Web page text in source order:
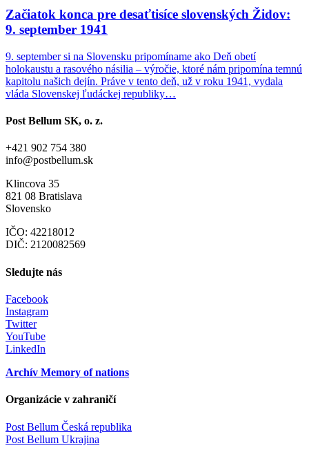
Začiatok konca pre desaťtisíce slovenských Židov:
9. september 1941
9. september si na Slovensku pripomíname ako Deň obetí
holokaustu a rasového násilia – výročie, ktoré nám pripomína temnú
kapitolu našich dejín. Práve v tento deň, už v roku 1941, vydala
vláda Slovenskej ľudáckej republiky…
Post Bellum SK, o. z.
+421 902 754 380
info@postbellum.sk
Klincova 35
821 08 Bratislava
Slovensko
IČO: 42218012
DIČ: 2120082569
Sledujte nás
Facebook
Instagram
Twitter
YouTube
LinkedIn
Archív Memory of nations
Organizácie v zahraničí
Post Bellum Česká republika
Post Bellum Ukrajina